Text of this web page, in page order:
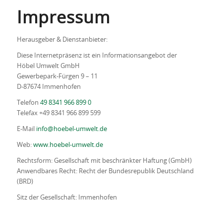
Impressum
Herausgeber & Dienstanbieter:
Diese Internetpräsenz ist ein Informationsangebot der
Höbel Umwelt GmbH
Gewerbepark-Fürgen 9 – 11
D-87674 Immenhofen
Telefon 49 8341 966 899 0
Telefax +49 8341 966 899 599
E-Mail info@hoebel-umwelt.de
Web: www.hoebel-umwelt.de
Rechtsform: Gesellschaft mit beschränkter Haftung (GmbH)
Anwendbares Recht: Recht der Bundesrepublik Deutschland
(BRD)
Sitz der Gesellschaft: Immenhofen